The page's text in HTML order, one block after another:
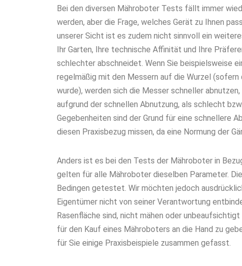
Bei den diversen Mähroboter Tests fällt immer
werden, aber die Frage, welches Gerät zu Ihnen
unserer Sicht ist es zudem nicht sinnvoll ein
Ihr Garten, Ihre technische Affinität und Ihre
schlechter abschneidet. Wenn Sie beispielsweise
regelmäßig mit den Messern auf die Wurzel
wurde), werden sich die Messer schneller
aufgrund der schnellen Abnutzung, als schlecht
Gegebenheiten sind der Grund für eine schnellere
diesen Praxisbezug missen, da eine Normung der
Anders ist es bei den Tests der Mähroboter in
gelten für alle Mähroboter dieselben Parameter.
Bedingen getestet. Wir möchten jedoch
Eigentümer nicht von seiner Verantwortung
Rasenfläche sind, nicht mähen oder
für den Kauf eines Mähroboters an die Hand zu
für Sie einige Praxisbeispiele zusammen gefasst.